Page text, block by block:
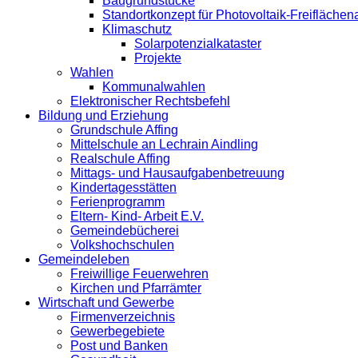
Standortkonzept für Photovoltaik-
Klimaschutz
Solarpotenzialkataster
Projekte
Wahlen
Kommunalwahlen
Elektronischer Rechtsbefehl
Bildung und Erziehung
Grundschule Affing
Mittelschule an Lechrain Aindling
Realschule Affing
Mittags- und Hausaufgabenbetreuung
Kindertagesstätten
Ferienprogramm
Eltern- Kind- Arbeit E.V.
Gemeindebücherei
Volkshochschulen
Gemeindeleben
Freiwillige Feuerwehren
Kirchen und Pfarrämter
Wirtschaft und Gewerbe
Firmenverzeichnis
Gewerbegebiete
Post und Banken